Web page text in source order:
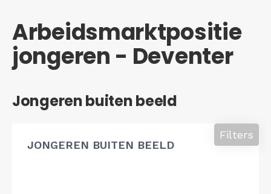
Arbeidsmarktpositie
jongeren - Deventer
Jongeren buiten beeld
JONGEREN BUITEN BEELD
Filters